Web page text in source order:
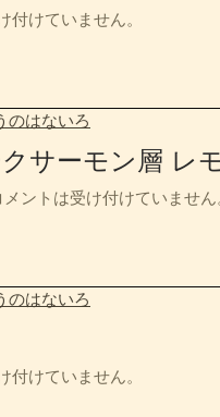
付けていません。
のはないろ
サーモン層 レ
メントは受け付けていませ
のはないろ
付けていません。